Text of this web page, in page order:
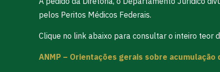
pelos Peritos Médicos Federais.
Clique no link abaixo para consultar o inteiro teor
ANMP – Orientações gerais sobre